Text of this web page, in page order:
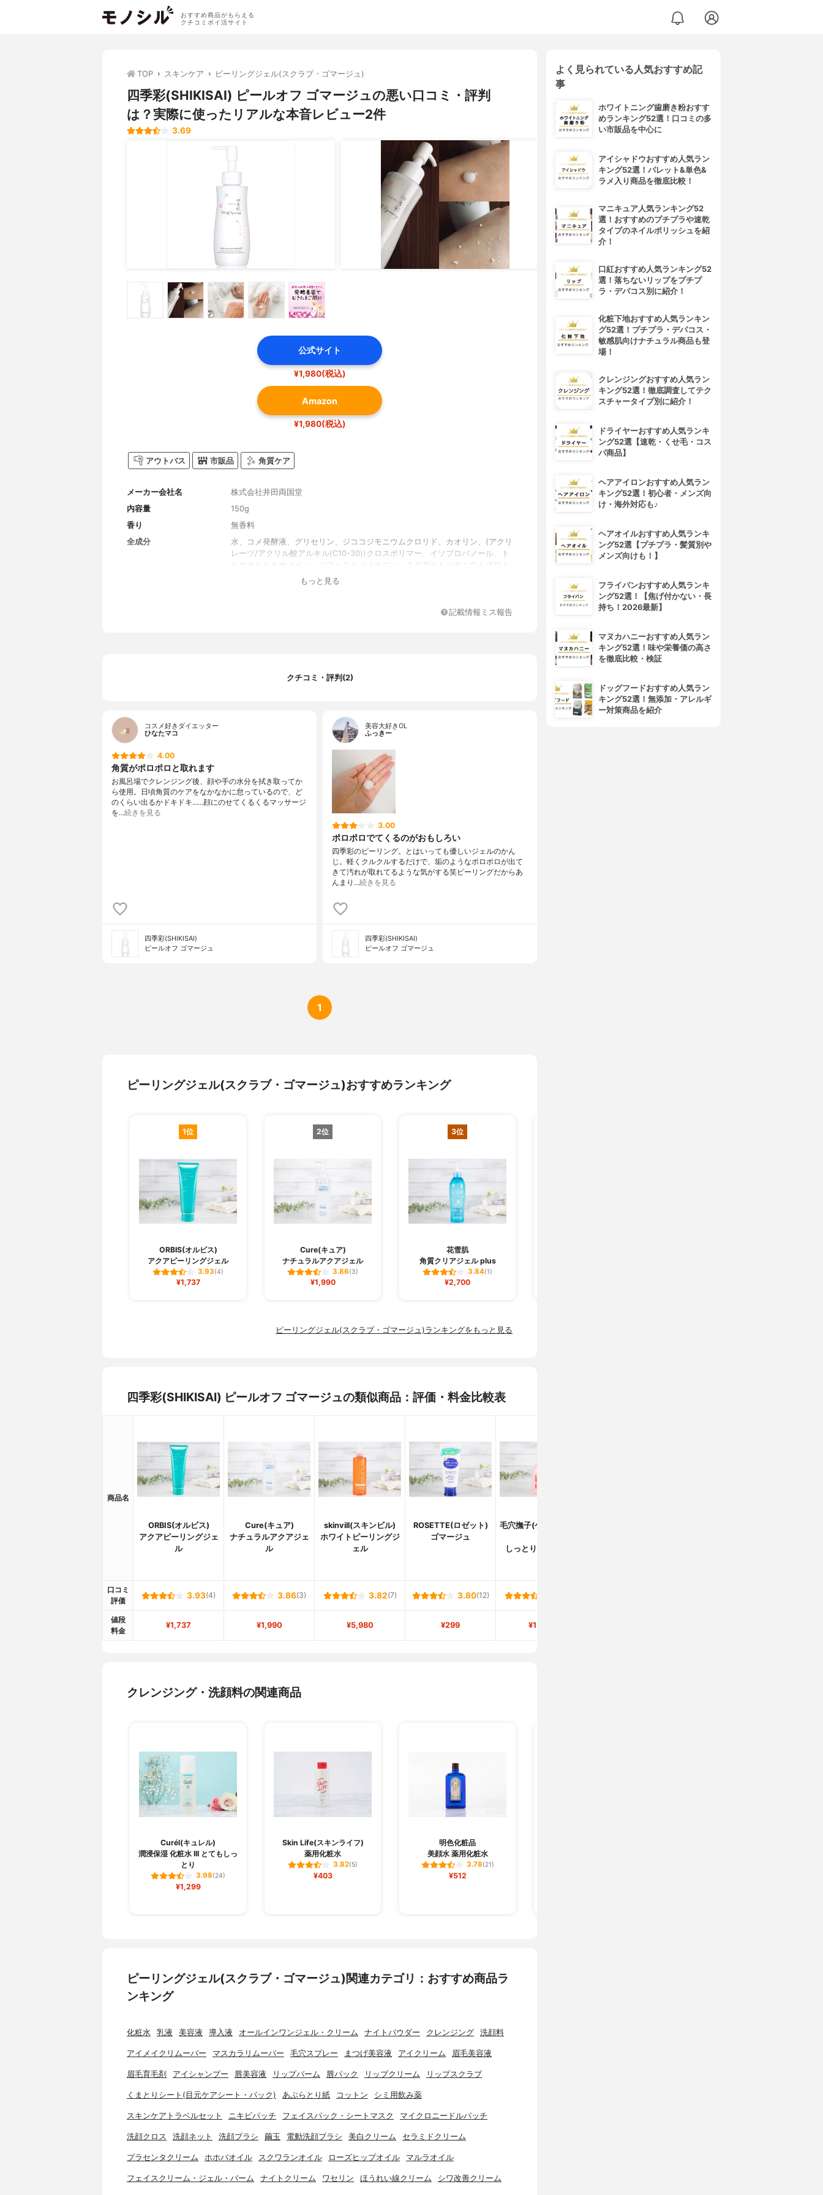
おすすめ商品がもらえる
クチコミポイ活サイト
TOP スキンケア ピーリングジェル(スクラブ・ゴマージュ)
四季彩(SHIKISAI) ピールオフ ゴマージュの悪い口コミ・評判
は？実際に使ったリアルな本音レビュー2件
3.69
公式サイト
¥1,980(税込)
Amazon
¥1,980(税込)
アウトバス 市販品 角質ケア
メーカー会社名
株式会社井田両国堂
内容量
150g
香り
無香料
全成分
水、コメ発酵液、グリセリン、ジココジモニウムクロリド、カオリン、(アクリ
レーツ/アクリル酸アルキル(C10-30))クロスポリマー、イソプロパノール、ト
リエチルヘキサノイン、ジフェニルジメチコン、ステアルトリモニウムブロミ
ド、コメ粉、オリザノール、コメヌカ油、コメヌカスフィンゴ糖脂質、乳酸、
もっと見る
記載情報ミス報告
クチコミ・評判(2)
コスメ好きダイエッター
ひなたマコ
4.00
角質がポロポロと取れます
お風呂場でクレンジング後、顔や手の水分を拭き取ってか
ら使用。日頃角質のケアをなかなかに怠っているので、ど
のくらい出るかドキドキ……顔にのせてくるくるマッサージ
を…続きを見る
四季彩(SHIKISAI)
ピールオフ ゴマージュ
美容大好きOL
ふっきー
3.00
ポロポロでてくるのがおもしろい
四季彩のピーリング。とはいっても優しいジェルのかん
じ。軽くクルクルするだけで、垢のようなポロポロが出て
きて汚れが取れてるような気がする笑ピーリングだからあ
んまり…続きを見る
四季彩(SHIKISAI)
ピールオフ ゴマージュ
1
ピーリングジェル(スクラブ・ゴマージュ)おすすめランキング
1位
ORBIS(オルビス)
アクアピーリングジェル
3.93(4)
¥1,737
2位
Cure(キュア)
ナチュラルアクアジェル
3.86(3)
¥1,990
3位
花雪肌
角質クリアジェル plus
3.84(1)
¥2,700
ピーリングジェル(スクラブ・ゴマージュ)ランキングをもっと見る
四季彩(SHIKISAI) ピールオフ ゴマージュの類似商品：評価・料金比較表
商品名
ORBIS(オルビス)
アクアピーリングジェ
ル
Cure(キュア)
ナチュラルアクアジェ
ル
skinvill(スキンビル)
ホワイトピーリングジ
ェル
ROSETTE(ロゼット)
ゴマージュ
毛穴撫子(ケアナナデシ
しっとりピーリング
口コミ
評価
3.93(4) 3.86(3) 3.82(7) 3.80(12)
値段
料金
¥1,737 ¥1,990 ¥5,980 ¥299 ¥1,380
クレンジング・洗顔料の関連商品
Curél(キュレル)
潤浸保湿 化粧水 III とてもしっ
とり
3.98(24)
¥1,299
Skin Life(スキンライフ)
薬用化粧水
3.82(5)
¥403
明色化粧品
美顔水 薬用化粧水
3.78(21)
¥512
ピーリングジェル(スクラブ・ゴマージュ)関連カテゴリ：おすすめ商品ラ
ンキング
化粧水 乳液 美容液 導入液 オールインワンジェル・クリーム ナイトパウダー クレンジング 洗顔料
アイメイクリムーバー マスカラリムーバー 毛穴スプレー まつげ美容液 アイクリーム 眉毛美容液
眉毛育毛剤 アイシャンプー 唇美容液 リップバーム 唇パック リップクリーム リップスクラブ
くまとりシート(目元ケアシート・パック) あぶらとり紙 コットン シミ用飲み薬
スキンケアトラベルセット ニキビパッチ フェイスパック・シートマスク マイクロニードルパッチ
洗顔クロス 洗顔ネット 洗顔ブラシ 繭玉 電動洗顔ブラシ 美白クリーム セラミドクリーム
プラセンタクリーム ホホバオイル スクワランオイル ローズヒップオイル マルラオイル
フェイスクリーム・ジェル・バーム ナイトクリーム ワセリン ほうれい線クリーム シワ改善クリーム
よく見られている人気おすすめ記
事
ホワイトニング歯磨き粉おすす
めランキング52選！口コミの多
い市販品を中心に
アイシャドウおすすめ人気ラン
キング52選！パレット&単色&
ラメ入り商品を徹底比較！
マニキュア人気ランキング52
選！おすすめのプチプラや速乾
タイプのネイルポリッシュを紹
介！
口紅おすすめ人気ランキング52
選！落ちないリップをプチプ
ラ・デパコス別に紹介！
化粧下地おすすめ人気ランキン
グ52選！プチプラ・デパコス・
敏感肌向けナチュラル商品も登
場！
クレンジングおすすめ人気ラン
キング52選！徹底調査してテク
スチャータイプ別に紹介！
ドライヤーおすすめ人気ランキ
ング52選【速乾・くせ毛・コス
パ商品】
ヘアアイロンおすすめ人気ラン
キング52選！初心者・メンズ向
け・海外対応も♪
ヘアオイルおすすめ人気ランキ
ング52選【プチプラ・髪質別や
メンズ向けも！】
フライパンおすすめ人気ランキ
ング52選！【焦げ付かない・長
持ち！2026最新】
マヌカハニーおすすめ人気ラン
キング52選！味や栄養価の高さ
を徹底比較・検証
ドッグフードおすすめ人気ラン
キング52選！無添加・アレルギ
ー対策商品を紹介